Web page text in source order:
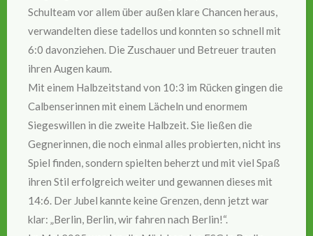
Schulteam vor allem über außen klare Chancen heraus,
verwandelten diese tadellos und konnten so schnell mit
6:0 davonziehen. Die Zuschauer und Betreuer trauten
ihren Augen kaum.
Mit einem Halbzeitstand von 10:3 im Rücken gingen die
Calbenserinnen mit einem Lächeln und enormem
Siegeswillen in die zweite Halbzeit. Sie ließen die
Gegnerinnen, die noch einmal alles probierten, nicht ins
Spiel finden, sondern spielten beherzt und mit viel Spaß
ihren Stil erfolgreich weiter und gewannen dieses mit
14:6. Der Jubel kannte keine Grenzen, denn jetzt war
klar: „Berlin, Berlin, wir fahren nach Berlin!“.